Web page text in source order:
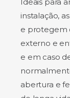
instalação,
e protegem
externo e
e em caso
abertura e